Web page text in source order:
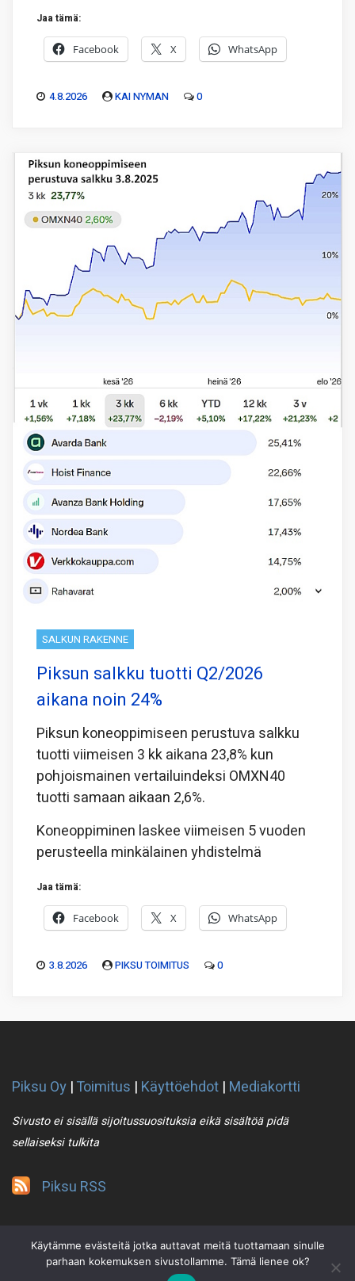
Jaa tämä:
Facebook X WhatsApp
4.8.2026 KAI NYMAN 0
SALKUN RAKENNE
Piksun salkku tuotti Q2/2026
aikana noin 24%
Piksun koneoppimiseen perustuva salkku
tuotti viimeisen 3 kk aikana 23,8% kun
pohjoismainen vertailuindeksi OMXN40
tuotti samaan aikaan 2,6%.
Koneoppiminen laskee viimeisen 5 vuoden
perusteella minkälainen yhdistelmä
Jaa tämä:
Facebook X WhatsApp
3.8.2026 PIKSU TOIMITUS 0
Piksu Oy |Toimitus | Käyttöehdot | Mediakortti
Sivusto ei sisällä sijoitussuosituksia eikä sisältöä pidä
sellaiseksi tulkita
Piksu RSS
Käytämme evästeitä jotka auttavat meitä tuottamaan sinulle
parhaan kokemuksen sivustollamme. Tämä lienee ok?